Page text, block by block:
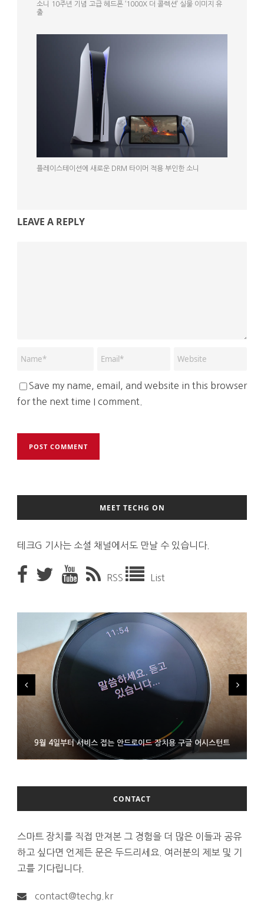
소니 10주년 기념 고급 헤드폰 ‘1000X 더 콜렉션’ 실물 이미지 유
출
플레이스테이션에 새로운 DRM 타이머 적용 부인한 소니
LEAVE A REPLY
Save my name, email, and website in this browser
for the next time I comment.
MEET TECHG ON
테크G 기사는 소셜 채널에서도 만날 수 있습니다.
RSS List
9월 4일부터 서비스 접는 안드로이드 장치용 구글 어시스턴트
FMS 2026서 차세대 3D 메모리 ZHBM·ZNAND-O 모형 처음 선
보인 삼성전자
에이수스 구글북 ‘CX9406’ 제품 이미지 유출
CONTACT
스마트 장치를 직접 만져본 그 경험을 더 많은 이들과 공유
하고 싶다면 언제든 문은 두드리세요. 여러분의 제보 및 기
고를 기다립니다.
contact@techg.kr